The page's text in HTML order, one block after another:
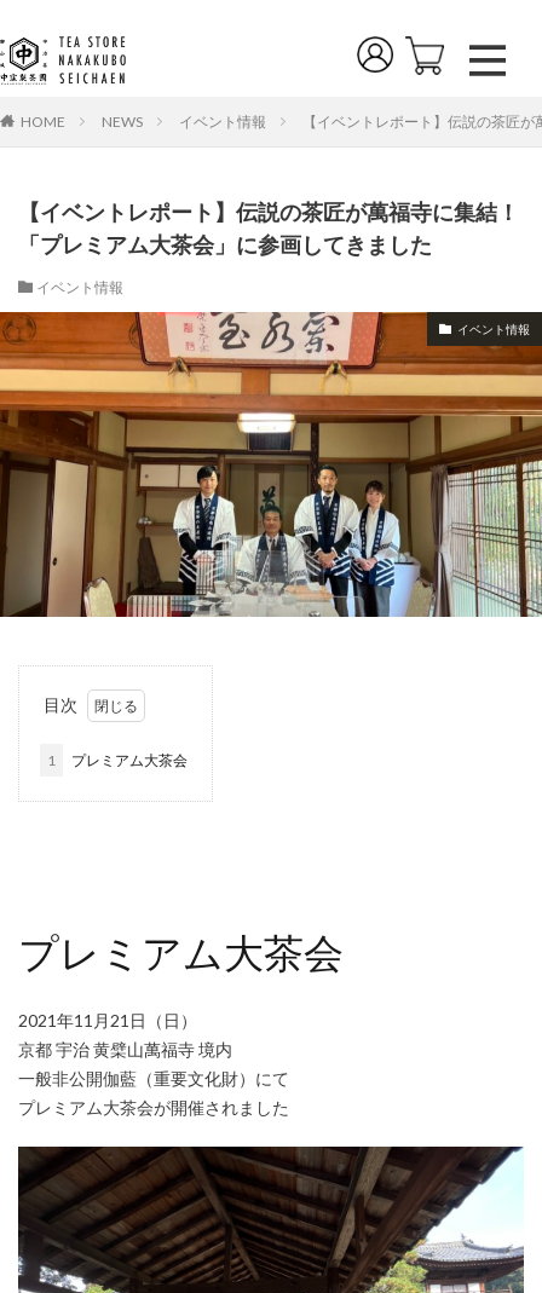
HOME NEWS イベント情報 【イベントレポート】伝説の茶匠
【イベントレポート】伝説の茶匠が萬福寺に集結！
「プレミアム大茶会」に参画してきました
イベント情報
イベント情報
目次
1 プレミアム大茶会
プレミアム大茶会
2021年11月21日（日）
京都 宇治 黄檗山萬福寺 境内
一般非公開伽藍（重要文化財）にて
プレミアム大茶会が開催されました